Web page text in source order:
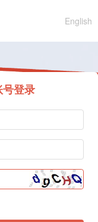
English
登录